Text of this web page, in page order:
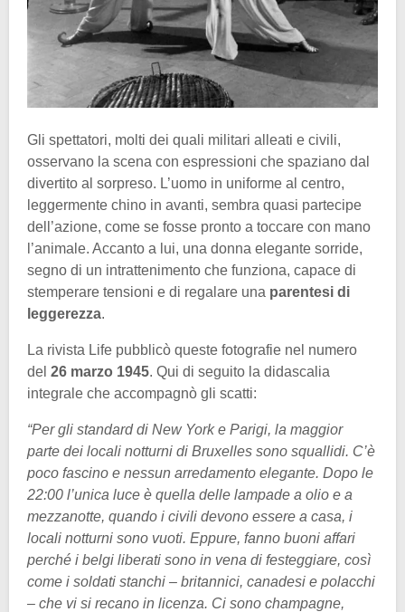
Gli spettatori, molti dei quali militari alleati e civili,
osservano la scena con espressioni che spaziano dal
divertito al sorpreso. L’uomo in uniforme al centro,
leggermente chino in avanti, sembra quasi partecipe
dell’azione, come se fosse pronto a toccare con mano
l’animale. Accanto a lui, una donna elegante sorride,
segno di un intrattenimento che funziona, capace di
stemperare tensioni e di regalare una parentesi di
leggerezza.
La rivista Life pubblicò queste fotografie nel numero
del 26 marzo 1945. Qui di seguito la didascalia
integrale che accompagnò gli scatti:
“Per gli standard di New York e Parigi, la maggior
parte dei locali notturni di Bruxelles sono squallidi. C’è
poco fascino e nessun arredamento elegante. Dopo le
22:00 l’unica luce è quella delle lampade a olio e a
mezzanotte, quando i civili devono essere a casa, i
locali notturni sono vuoti. Eppure, fanno buoni affari
perché i belgi liberati sono in vena di festeggiare, così
come i soldati stanchi – britannici, canadesi e polacchi
– che vi si recano in licenza. Ci sono champagne,